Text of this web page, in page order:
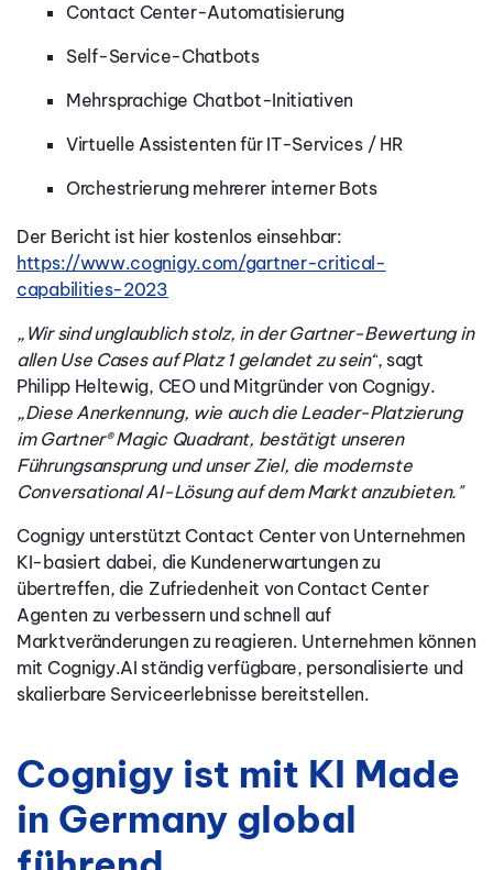
Contact Center-Automatisierung
Self-Service-Chatbots
Mehrsprachige Chatbot-Initiativen
Virtuelle Assistenten für IT-Services / HR
Orchestrierung mehrerer interner Bots
Der Bericht ist hier kostenlos einsehbar:
https://www.cognigy.com/gartner-critical-
capabilities-2023
„Wir sind unglaublich stolz, in der Gartner-Bewertung in
allen Use Cases auf Platz 1 gelandet zu sein“, sagt
Philipp Heltewig, CEO und Mitgründer von Cognigy.
„Diese Anerkennung, wie auch die Leader-Platzierung
im Gartner® Magic Quadrant, bestätigt unseren
Führungsansprung und unser Ziel, die modernste
Conversational AI-Lösung auf dem Markt anzubieten."
Cognigy unterstützt Contact Center von Unternehmen
KI-basiert dabei, die Kundenerwartungen zu
übertreffen, die Zufriedenheit von Contact Center
Agenten zu verbessern und schnell auf
Marktveränderungen zu reagieren. Unternehmen können
mit Cognigy.AI ständig verfügbare, personalisierte und
skalierbare Serviceerlebnisse bereitstellen.
Cognigy ist mit KI Made
in Germany global